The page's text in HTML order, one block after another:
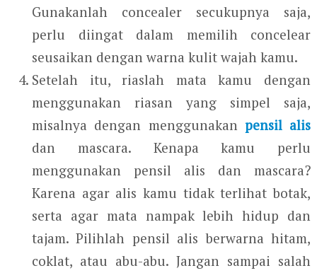
Gunakanlah concealer secukupnya saja,
perlu diingat dalam memilih concelear
seusaikan dengan warna kulit wajah kamu.
Setelah itu, riaslah mata kamu dengan
menggunakan riasan yang simpel saja,
misalnya dengan menggunakan pensil alis
dan mascara. Kenapa kamu perlu
menggunakan pensil alis dan mascara?
Karena agar alis kamu tidak terlihat botak,
serta agar mata nampak lebih hidup dan
tajam. Pilihlah pensil alis berwarna hitam,
coklat, atau abu-abu. Jangan sampai salah